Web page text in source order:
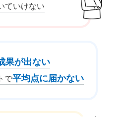
ていけない
果が出ない
で平均点に届かない